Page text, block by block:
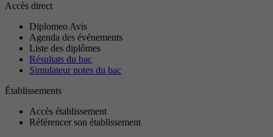
Accès direct
Diplomeo Avis
Agenda des événements
Liste des diplômes
Résultats du bac
Simulateur notes du bac
Établissements
Accès établissement
Référencer son établissement